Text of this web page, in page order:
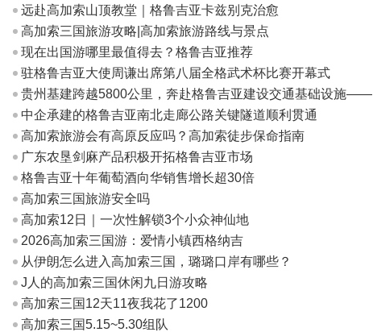
远赴高加索山顶教堂｜格鲁吉亚卡兹别克治愈
高加索三国旅游攻略|高加索旅游路线与景点
现在出国游哪里最值得去？格鲁吉亚推荐
驻格鲁吉亚大使周谦出席第八届全格武术杯比赛开幕式
贵州基建跨越5800公里，奔赴格鲁吉亚建设交通基础设施——
中企承建的格鲁吉亚南北走廊公路关键隧道顺利贯通
高加索旅游会有高原反应吗？高加索徒步保命指南
广东农垦剑麻产品积极开拓格鲁吉亚市场
格鲁吉亚十年葡萄酒向华销售增长超30倍
高加索三国旅游安全吗
高加索12日｜一次性解锁3个小众神仙地
2026高加索三国游：爱情小镇西格纳吉
从伊朗怎么进入高加索三国，璐璐口岸有哪些？
J人的高加索三国休闲九日游攻略
高加索三国12天11夜我花了1200
高加索三国5.15~5.30组队